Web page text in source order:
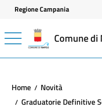
Vai ai contenuti
Vai al footer
Regione Campania
Comune di
Home
Novità
Graduatorie Definitive